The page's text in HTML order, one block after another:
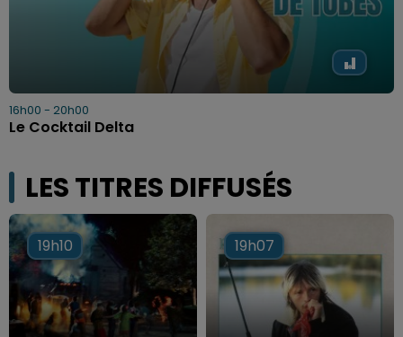
16h00 - 20h00
Le Cocktail Delta
LES TITRES DIFFUSÉS
19h10
19h10 19h07
19h07